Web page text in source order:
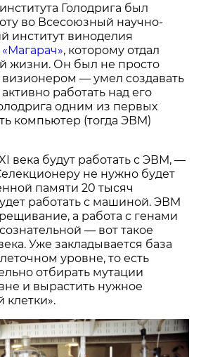
Голодрига был
во Всесоюзный научно-
институт виноделия
«Магарач», которому отдал
жизни. Он был не просто
— умел создавать
работать над его
одним из первых
компьютер (тогда ЭВМ)
века будут работать с ЭВМ, —
не нужно будет
памяти 20 тысяч
работать с машиной. ЭВМ
а работа с генами
— вот такое
Уже закладывается база
уровне, то есть
отбирать мутации
и вырастить нужное
клетки».